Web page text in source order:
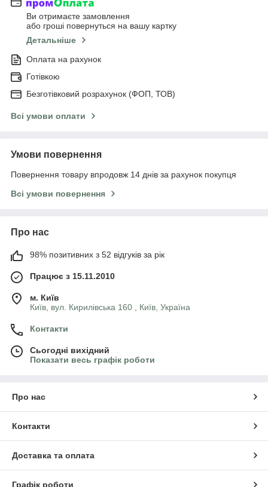
Ви отримаєте замовлення
або гроші повернуться на вашу картку
Детальніше
Оплата на рахунок
Готівкою
Безготівковий розрахунок (ФОП, ТОВ)
Всі умови оплати
Умови повернення
Повернення товару впродовж 14 днів за рахунок покупця
Всі умови повернення
Про нас
98% позитивних з 52 відгуків за рік
Працює з 15.11.2010
м. Київ
Київ, вул. Кирилівська 160 , Київ, Україна
Контакти
Сьогодні вихідний
Показати весь графік роботи
Про нас
Контакти
Доставка та оплата
Графік роботи